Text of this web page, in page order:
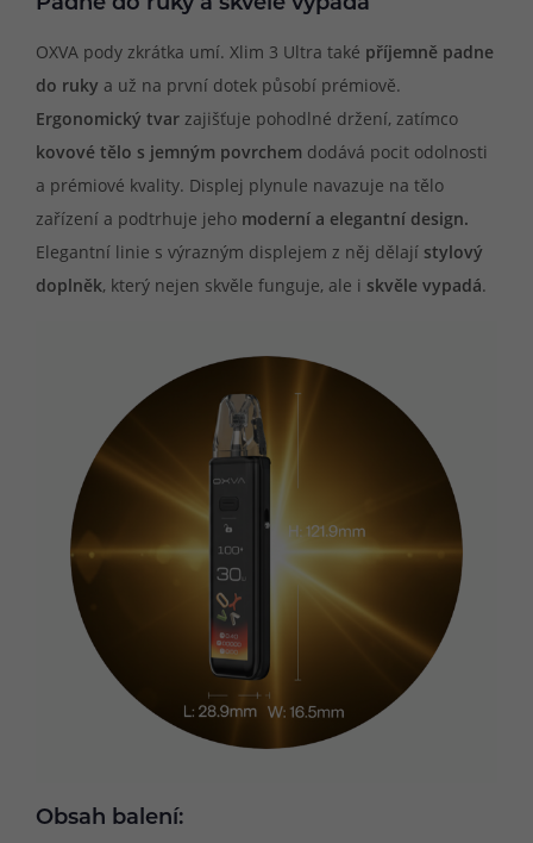
OXVA pody zkrátka umí. Xlim 3 Ultra také příjemně padne
do ruky a už na první dotek působí prémiově.
Ergonomický tvar zajišťuje pohodlné držení, zatímco
kovové tělo s jemným povrchem dodává pocit odolnosti
a prémiové kvality. Displej plynule navazuje na tělo
zařízení a podtrhuje jeho moderní a elegantní design.
Elegantní linie s výrazným displejem z něj dělají stylový
doplněk, který nejen skvěle funguje, ale i skvěle vypadá.
Obsah balení: